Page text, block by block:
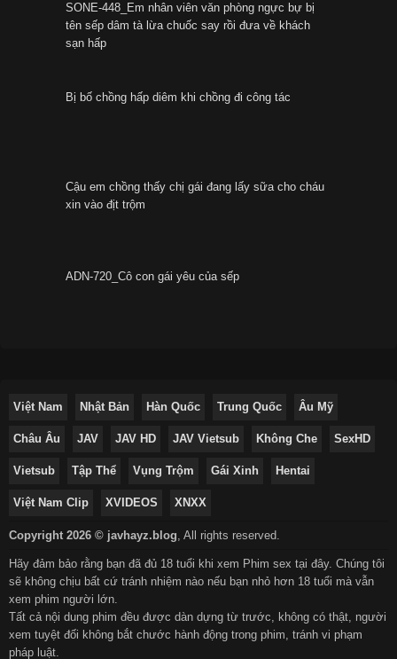
SONE-448_Em nhân viên văn phòng ngực bự bị
tên sếp dâm tà lừa chuốc say rồi đưa về khách
sạn hấp
Bị bố chồng hấp diêm khi chồng đi công tác
Cậu em chồng thấy chị gái đang lấy sữa cho cháu
xin vào địt trộm
ADN-720_Cô con gái yêu của sếp
Việt Nam Nhật Bản Hàn Quốc Trung Quốc Âu Mỹ
Châu Âu JAV JAV HD JAV Vietsub Không Che SexHD
Vietsub Tập Thể Vụng Trộm Gái Xinh Hentai
Việt Nam Clip XVIDEOS XNXX
Copyright 2026 © javhayz.blog, All rights reserved.
Hãy đảm bảo rằng bạn đã đủ 18 tuổi khi xem Phim sex tại đây. Chúng tôi
sẽ không chịu bất cứ tránh nhiệm nào nếu bạn nhỏ hơn 18 tuổi mà vẫn
xem phim người lớn.
Tất cả nội dung phim đều được dàn dựng từ trước, không có thật, người
xem tuyệt đối không bắt chước hành động trong phim, tránh vi phạm
pháp luật.